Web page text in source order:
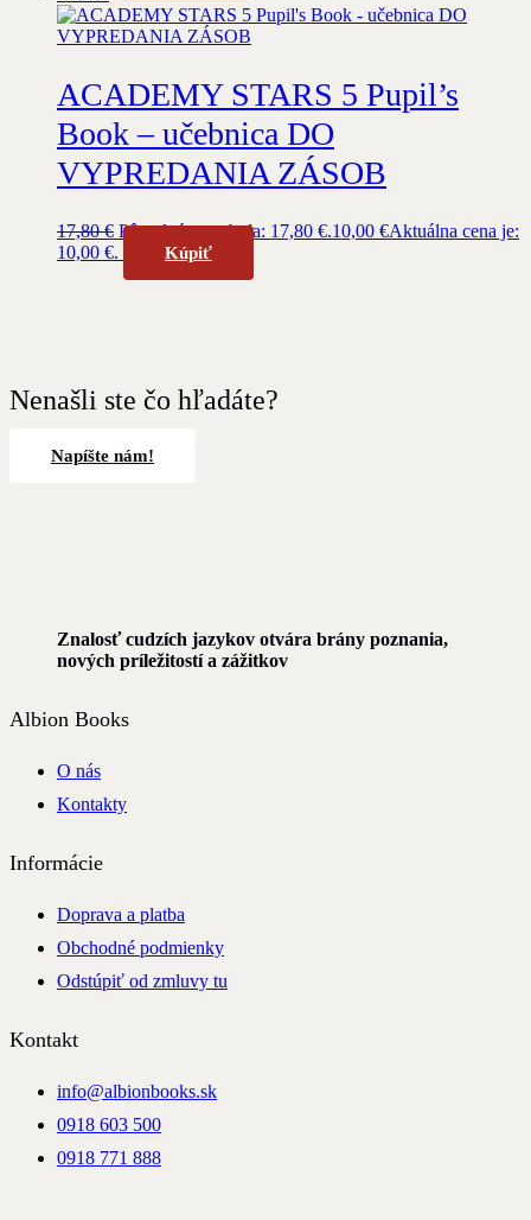
ACADEMY STARS 5 Pupil’s
Book – učebnica DO
VYPREDANIA ZÁSOB
17,80€ Pôvodná cena bola: 17,80 €.10,00 €Aktuálna cena je:
10,00 €.
Kúpiť
Nenašli ste čo hľadáte?
Napíšte nám!
Znalosť cudzích jazykov otvára brány poznania,
nových príležitostí a zážitkov
Albion Books
O nás
Kontakty
Informácie
Doprava a platba
Obchodné podmienky
Odstúpiť od zmluvy tu
Kontakt
info@albionbooks.sk
0918 603 500
0918 771 888